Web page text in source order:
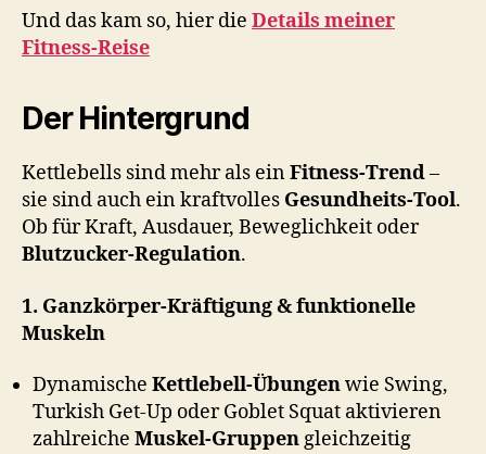
Und das kam so, hier die Details meiner
Fitness-Reise
Der Hintergrund
Kettlebells sind mehr als einFitness-Trend–
sie sind auch ein kraftvolles Gesundheits-Tool.
Ob für Kraft, Ausdauer, Beweglichkeit oder
Blutzucker-Regulation.
1. Ganzkörper-Kräftigung & funktionelle
Muskeln
Dynamische Kettlebell-Übungenwie Swing,
Turkish Get-Up oder Goblet Squat aktivieren
zahlreiche Muskel-Gruppengleichzeitig